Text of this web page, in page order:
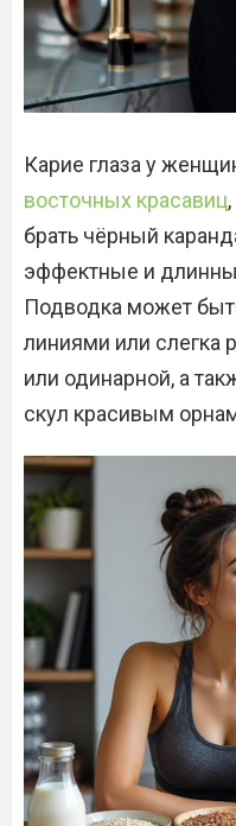
Карие глаза у
восточных красавиц
брать чёрный
эффектные и
Подводка может
линиями или слегка
или одинарной, а
скул красивым